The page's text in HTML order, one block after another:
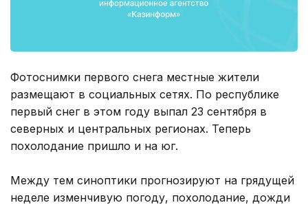
Фотоснимки первого снега местные жители
размещают в социальных сетях. По республике
первый снег в этом году выпал 23 сентября в
северных и центральных регионах. Теперь
похолодание пришло и на юг.
Между тем синоптики прогнозируют на грядущей
неделе изменчивую погоду, похолодание, дожди